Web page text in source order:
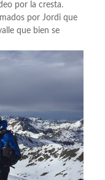
por la cresta.
por Jordi que
que bien se